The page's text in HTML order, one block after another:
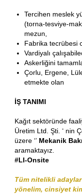
Tercihen meslek
(torna-tesviye-
mezun,
Fabrika tecrübesi
Vardiyalı
Askerliğini
Çorlu, Ergene,
etmekte olan
İŞ TANIMI
Kağıt sektöründe
Üretim Ltd. Şti. ‘ nin
üzere ‘’ Mekanik
aramaktayız.
#LI-Onsite
Tüm nitelikli
yönelim, cinsiyet